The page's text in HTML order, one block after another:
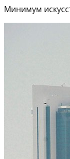
Минимум